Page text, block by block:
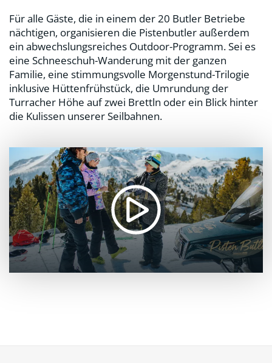
Für alle Gäste, die in einem der 20 Butler Betriebe
nächtigen, organisieren die Pistenbutler außerdem
ein abwechslungsreiches Outdoor-Programm. Sei es
eine Schneeschuh-Wanderung mit der ganzen
Familie, eine stimmungsvolle Morgenstund-Trilogie
inklusive Hüttenfrühstück, die Umrundung der
Turracher Höhe auf zwei Brettln oder ein Blick hinter
die Kulissen unserer Seilbahnen.